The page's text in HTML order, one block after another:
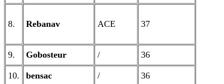
8. Rebanav ACE 37
9. Gobosteur / 36
10. bensac / 36